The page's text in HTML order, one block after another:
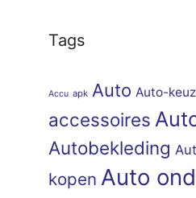
Tags
Accu apk Auto Auto-
accessoires
Autobekleding
kopen Auto